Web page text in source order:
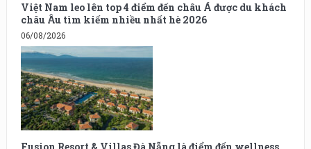
Việt Nam leo lên top 4 điểm đến châu Á được du khách
châu Âu tìm kiếm nhiều nhất hè 2026
06/08/2026